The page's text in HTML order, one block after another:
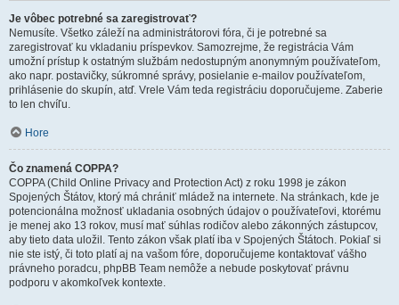
Je vôbec potrebné sa zaregistrovať?
Nemusíte. Všetko záleží na administrátorovi fóra, či je potrebné sa
zaregistrovať ku vkladaniu príspevkov. Samozrejme, že registrácia Vám
umožní prístup k ostatným službám nedostupným anonymným používateľom,
ako napr. postavičky, súkromné správy, posielanie e-mailov používateľom,
prihlásenie do skupín, atď. Vrele Vám teda registráciu doporučujeme. Zaberie
to len chvíľu.
Hore
Čo znamená COPPA?
COPPA (Child Online Privacy and Protection Act) z roku 1998 je zákon
Spojených Štátov, ktorý má chrániť mládež na internete. Na stránkach, kde je
potencionálna možnosť ukladania osobných údajov o používateľovi, ktorému
je menej ako 13 rokov, musí mať súhlas rodičov alebo zákonných zástupcov,
aby tieto data uložil. Tento zákon však platí iba v Spojených Štátoch. Pokiaľ si
nie ste istý, či toto platí aj na vašom fóre, doporučujeme kontaktovať vášho
právneho poradcu, phpBB Team nemôže a nebude poskytovať právnu
podporu v akomkoľvek kontexte.